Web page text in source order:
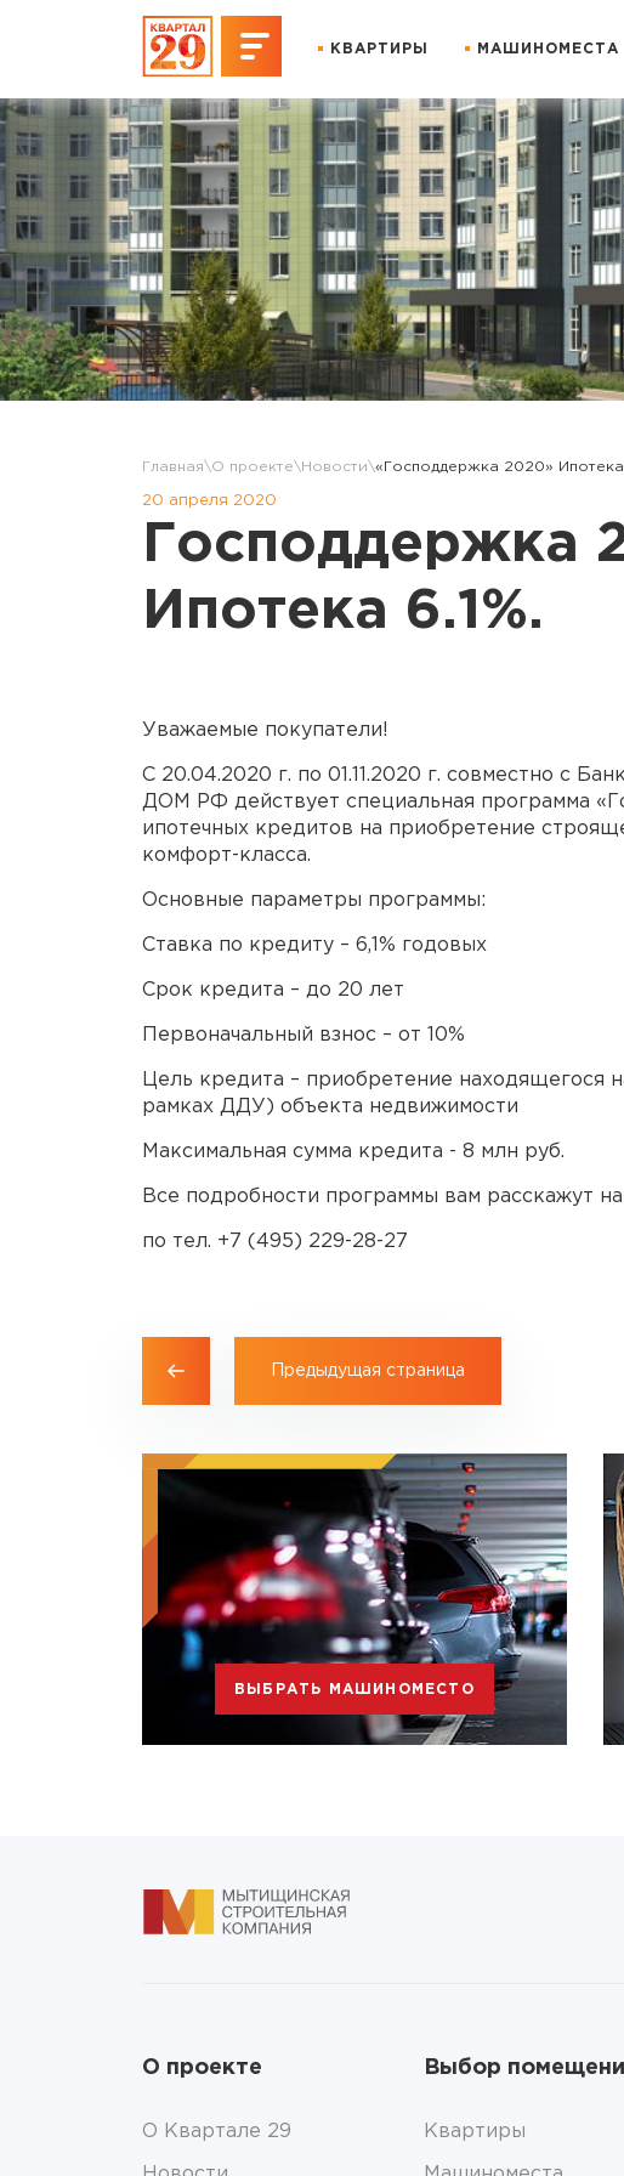
КВАРТИРЫ МАШИНОМЕСТА
Главная О проекте Новости «Господдержка 2020» Ипотека
20 апреля 2020
Господдержка
Ипотека 6.1%.
Уважаемые покупатели!
С 20.04.2020 г. по 01.11.2020 г. совместно с
ДОМ РФ действует специальная программа
ипотечных кредитов на приобретение
комфорт-класса.
Основные параметры программы:
Ставка по кредиту – 6,1% годовых
Срок кредита – до 20 лет
Первоначальный взнос – от 10%
Цель кредита – приобретение находящегося
рамках ДДУ) объекта недвижимости
Максимальная сумма кредита - 8 млн руб.
Все подробности программы вам расскажут
по тел. +7 (495) 229-28-27
Предыдущая страница
ВЫБРАТЬ МАШИНОМЕСТО
О проекте
О Квартале 29
Выбор
Квартиры